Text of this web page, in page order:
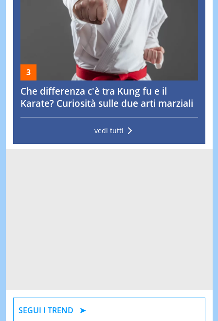
Che differenza c'è tra Kung fu e il
Karate? Curiosità sulle due arti marziali
vedi tutti
SEGUI I TREND